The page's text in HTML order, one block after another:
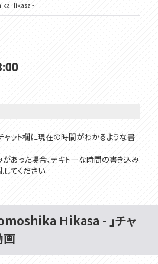
Hikasa -
ャット欄に現在の時間がわかるような書
があった場合、テキトーな時間の書き込み
してください
シカです！
Hikasa - 」チャ
画